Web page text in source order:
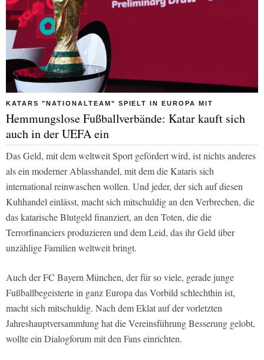
KATARS "NATIONALTEAM" SPIELT IN EUROPA MIT
Hemmungslose Fußballverbände: Katar kauft sich
auch in der UEFA ein
Das Geld, mit dem weltweit Sport gefördert wird, ist nichts anderes
als ein moderner Ablasshandel, mit dem die Kataris sich
international reinwaschen wollen. Und jeder, der sich auf diesen
Kuhhandel einlässt, macht sich mitschuldig an den Verbrechen, die
das katarische Blutgeld finanziert, an den Toten, die die
Terrorfinanciers produzieren und dem Leid, das ihr Geld über
unzählige Familien weltweit bringt.
Auch der FC Bayern München, der für so viele, gerade junge
Fußballbegeisterte in ganz Europa das Vorbild schlechthin ist,
macht sich mitschuldig. Nach dem Eklat auf der vorletzten
Jahreshauptversammlung hat die Vereinsführung Besserung gelobt,
wollte ein Dialogforum mit den Fans einrichten.